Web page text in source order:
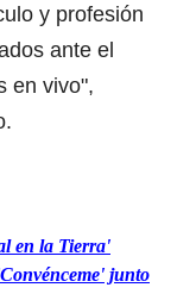
y profesión
ante el
en vivo",
en la Tierra'
junto